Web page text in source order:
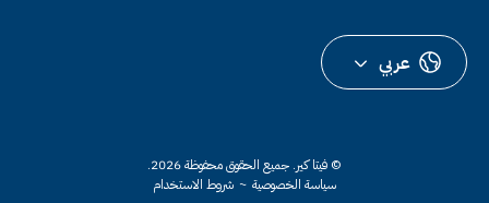
عربي
© فيتا كير. جميع الحقوق محفوظة 2026.
سياسة الخصوصية ~ شروط الاستخدام